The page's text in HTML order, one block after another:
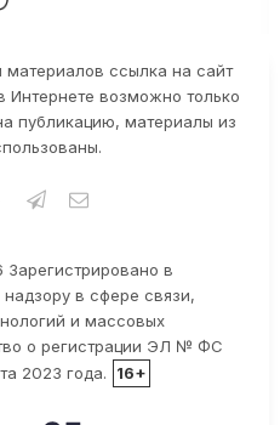
ссылка на сайт
Интернете возможно только
публикацию, материалы из
в
в сфере связи,
и массовых
о регистрации ЭЛ № ФС
2023 года.
16+